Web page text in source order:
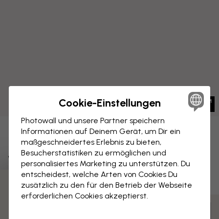
Weltkarte - Aschblau
LEINWANDBILD
Cookie-Einstellungen
Photowall und unsere Partner speichern
Informationen auf Deinem Gerät, um Dir ein
maßgeschneidertes Erlebnis zu bieten,
Besucherstatistiken zu ermöglichen und
personalisiertes Marketing zu unterstützen. Du
entscheidest, welche Arten von Cookies Du
zusätzlich zu den für den Betrieb der Webseite
erforderlichen Cookies akzeptierst.